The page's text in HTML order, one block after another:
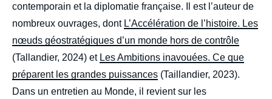
contemporain et la diplomatie française. Il est l’auteur de
nombreux ouvrages, dont L’Accélération de l’histoire. Les
nœuds géostratégiques d’un monde hors de contrôle
(Tallandier, 2024) et Les Ambitions inavouées. Ce que
préparent les grandes puissances (Taillandier, 2023).
Dans un entretien au Monde, il revient sur les